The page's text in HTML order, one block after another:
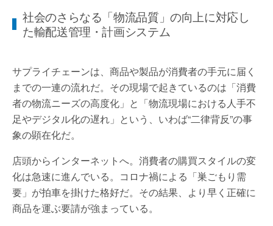
社会のさらなる「物流品質」の向上に対応し
た輸配送管理・計画システム
サプライチェーンは、商品や製品が消費者の手元に届く
までの一連の流れだ。その現場で起きているのは「消費
者の物流ニーズの高度化」と「物流現場における人手不
足やデジタル化の遅れ」という、いわば“二律背反”の事
象の顕在化だ。
店頭からインターネットへ。消費者の購買スタイルの変
化は急速に進んでいる。コロナ禍による「巣ごもり需
要」が拍車を掛けた格好だ。その結果、より早く正確に
商品を運ぶ要請が強まっている。